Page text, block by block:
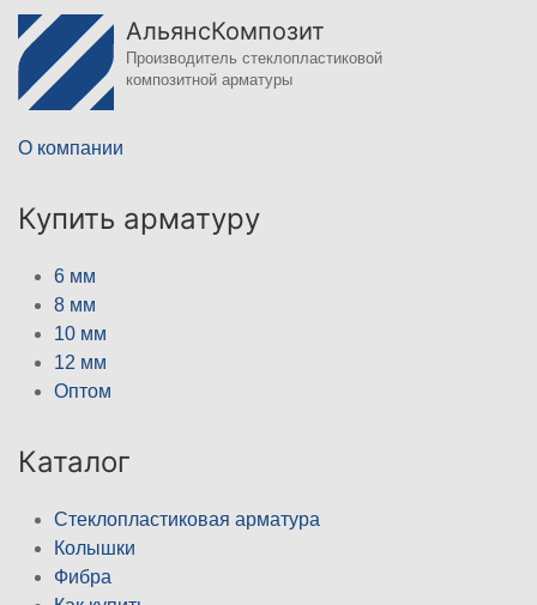
АльянсКомпозит
Производитель стеклопластиковой
композитной арматуры
О компании
Купить арматуру
6 мм
8 мм
10 мм
12 мм
Оптом
Каталог
Стеклопластиковая арматура
Колышки
Фибра